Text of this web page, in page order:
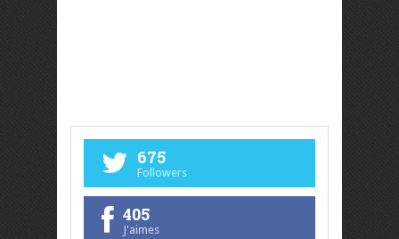
675
Followers
405
J'aimes